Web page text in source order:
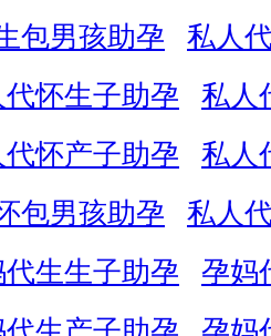
包男孩助孕
私人
怀生子助孕
私人
怀产子助孕
私人
包男孩助孕
私人
生生子助孕
孕妈